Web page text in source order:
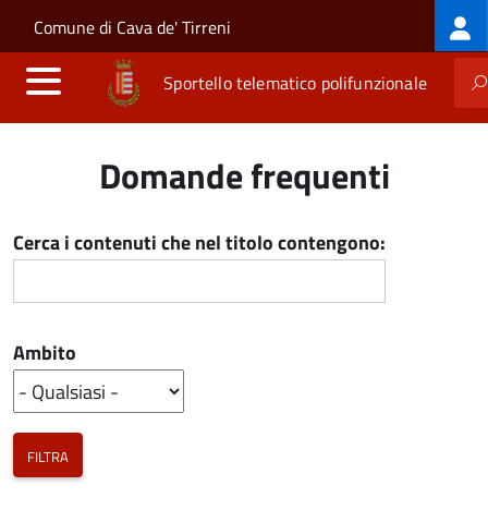
Salta al contenuto principale
Skip to site navigation
Comune di Cava de' Tirreni
Sportello telematico polifunzionale
Domande frequenti
Cerca i contenuti che nel titolo contengono:
Ambito